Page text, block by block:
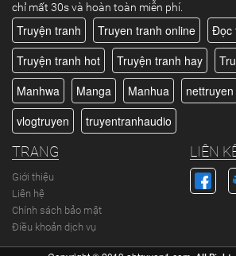
chỉ mất 30s và hoàn toàn miễn phí.
Truyện tranh Truyen tranh online
Đọc
Truyện tranh hot
Truyện tranh hay
Manhwa
Manga Manhua nettruyen
vlogtruyen
truyentranhaudio
TRANG
Giới thiệu
Liên hệ
Chính sách bảo mật
Điều khoản dịch vụ
LIÊN